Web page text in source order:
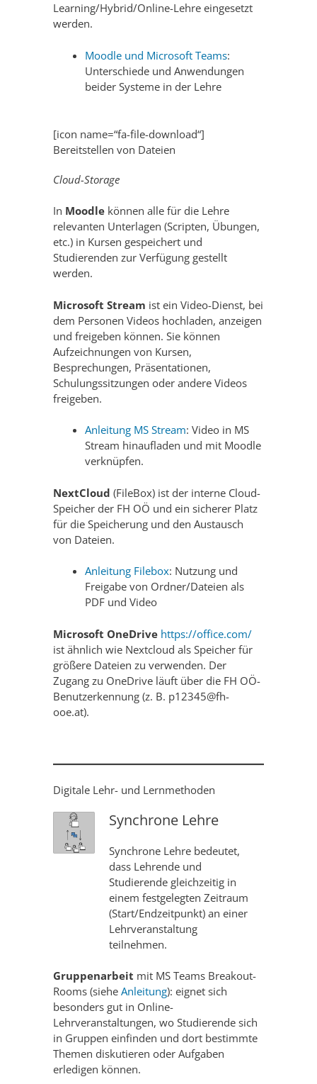
Learning/Hybrid/Online-Lehre eingesetzt
werden.
Moodle und Microsoft Teams:
Unterschiede und Anwendungen
beider Systeme in der Lehre
[icon name=“fa-file-download“]
Bereitstellen von Dateien
Cloud-Storage
In Moodle können alle für die Lehre
relevanten Unterlagen (Scripten, Übungen,
etc.) in Kursen gespeichert und
Studierenden zur Verfügung gestellt
werden.
Microsoft Stream ist ein Video-Dienst, bei
dem Personen Videos hochladen, anzeigen
und freigeben können. Sie können
Aufzeichnungen von Kursen,
Besprechungen, Präsentationen,
Schulungssitzungen oder andere Videos
freigeben.
Anleitung MS Stream: Video in MS
Stream hinaufladen und mit Moodle
verknüpfen.
NextCloud (FileBox) ist der interne Cloud-
Speicher der FH OÖ und ein sicherer Platz
für die Speicherung und den Austausch
von Dateien.
Anleitung Filebox: Nutzung und
Freigabe von Ordner/Dateien als
PDF und Video
Microsoft OneDrive https://office.com/
ist ähnlich wie Nextcloud als Speicher für
größere Dateien zu verwenden. Der
Zugang zu OneDrive läuft über die FH OÖ-
Benutzerkennung (z. B. p12345@fh-
ooe.at).
Digitale Lehr- und Lernmethoden
Synchrone Lehre
Synchrone Lehre bedeutet,
dass Lehrende und
Studierende gleichzeitig in
einem festgelegten Zeitraum
(Start/Endzeitpunkt) an einer
Lehrveranstaltung
teilnehmen.
Gruppenarbeit mit MS Teams Breakout-
Rooms (siehe Anleitung): eignet sich
besonders gut in Online-
Lehrveranstaltungen, wo Studierende sich
in Gruppen einfinden und dort bestimmte
Themen diskutieren oder Aufgaben
erledigen können.